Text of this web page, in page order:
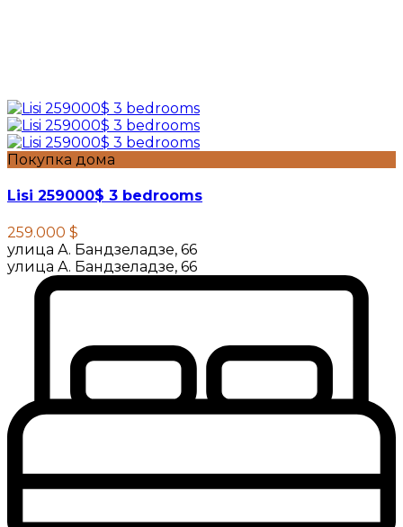
Покупка дома
Lisi 259000$ 3 bedrooms
259.000 $
улица А. Бандзеладзе, 66
улица А. Бандзеладзе, 66